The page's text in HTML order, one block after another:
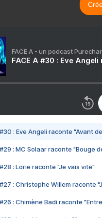
FACE A - un podcast
FACE A #30 : Eve
#30 : Eve Angeli raconte "Avant
#29 : MC Solaar raconte "Bouge
#28 : Lorie raconte "Je vais vite"
#27 : Christophe Willem raconte
#26 : Chimène Badi raconte